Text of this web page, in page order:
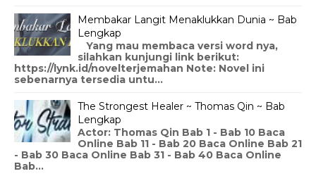
Membakar Langit Menaklukkan Dunia ~ Bab
Lengkap
Yang mau membaca versi word nya,
silahkan kunjungi link berikut:
https://lynk.id/novelterjemahan Note: Novel ini
sebenarnya tersedia untu...
The Strongest Healer ~ Thomas Qin ~ Bab
Lengkap
Actor: Thomas Qin Bab 1 - Bab 10 Baca
Online Bab 11 - Bab 20 Baca Online Bab 21
- Bab 30 Baca Online Bab 31 - Bab 40 Baca Online
Bab...